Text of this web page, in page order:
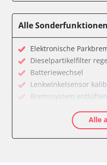
Bedieneinheit
Bordcomputer
CD-Wechsler
Command
Dachbedieneinheit
Dämpfungssystem
Dämpfungssystem
Dämpfungssystem
Dämpfungssystem
Alle Sonderfunktionen
Elektronische
Dieselpartikelfilter
Batteriewechsel
Lenkwinkelsensor
Bremssystem entlüften
Elektronische
Ölservicerückstellung
Alle